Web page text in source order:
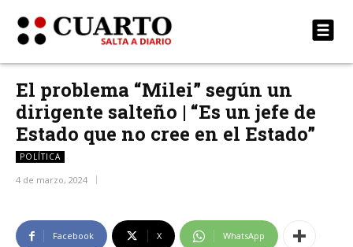
El problema “Milei” según un
dirigente salteño | “Es un jefe de
Estado que no cree en el Estado”
POLÍTICA
4 de marzo, 2024
Facebook X WhatsApp